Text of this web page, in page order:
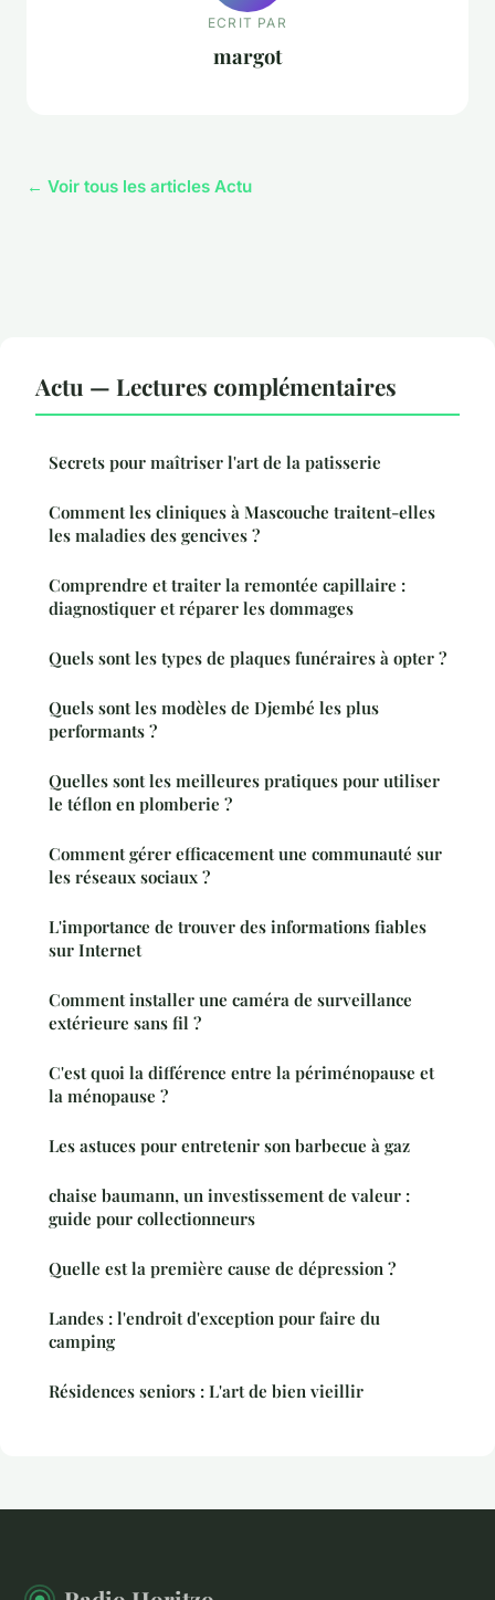
ECRIT PAR
margot
← Voir tous les articles Actu
Actu — Lectures complémentaires
Secrets pour maîtriser l'art de la patisserie
Comment les cliniques à Mascouche traitent-elles
les maladies des gencives ?
Comprendre et traiter la remontée capillaire :
diagnostiquer et réparer les dommages
Quels sont les types de plaques funéraires à opter ?
Quels sont les modèles de Djembé les plus
performants ?
Quelles sont les meilleures pratiques pour utiliser
le téflon en plomberie ?
Comment gérer efficacement une communauté sur
les réseaux sociaux ?
L'importance de trouver des informations fiables
sur Internet
Comment installer une caméra de surveillance
extérieure sans fil ?
C'est quoi la différence entre la périménopause et
la ménopause ?
Les astuces pour entretenir son barbecue à gaz
chaise baumann, un investissement de valeur :
guide pour collectionneurs
Quelle est la première cause de dépression ?
Landes : l'endroit d'exception pour faire du
camping
Résidences seniors : L'art de bien vieillir